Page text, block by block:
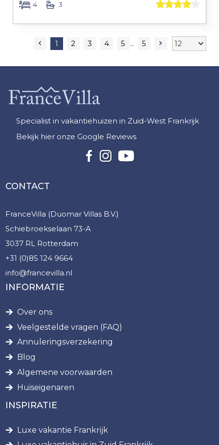
4 3
1 2 3 4 5 5
Specialist in vakantiehuizen in Zuid-West Frankrijk
Bekijk hier onze Google Reviews
CONTACT
FranceVilla (Duomar Villas B.V.)
Schiebroekselaan 73-A
3037 RL Rotterdam
+31 (0)85 124 9664
info@francevilla.nl
INFORMATIE
Over ons
Veelgestelde vragen (FAQ)
Annuleringsverzekering
Blog
Algemene voorwaarden
Huiseigenaren
INSPIRATIE
Luxe vakantie Frankrijk